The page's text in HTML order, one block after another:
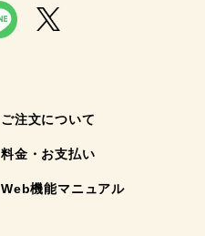
ご注文について
料金・お支払い
Web機能マニュアル